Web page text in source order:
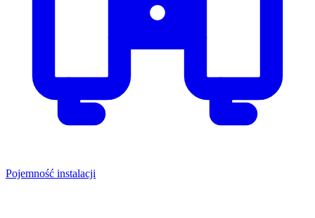
Pojemność instalacji